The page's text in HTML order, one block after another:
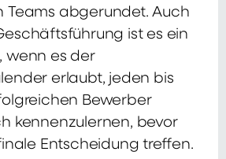
Teams abgerundet. Auch
ist es ein
wenn es der
erlaubt, jeden bis
Bewerber
kennenzulernen, bevor
Entscheidung treffen.